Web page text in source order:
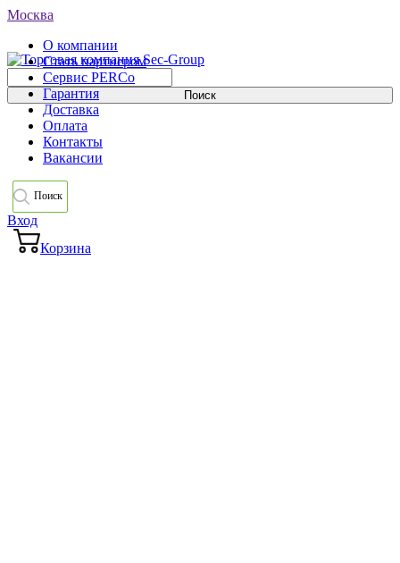
Москва
О компании
Стать партнером
Сервис PERCo
Гарантия
Доставка
Оплата
Контакты
Вакансии
Поиск
Вход
Корзина